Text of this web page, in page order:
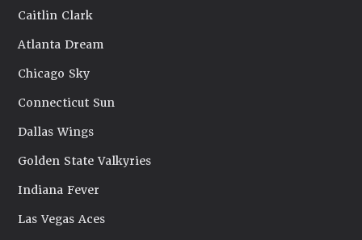
Caitlin Clark
Atlanta Dream
Chicago Sky
Connecticut Sun
Dallas Wings
Golden State Valkyries
Indiana Fever
Las Vegas Aces